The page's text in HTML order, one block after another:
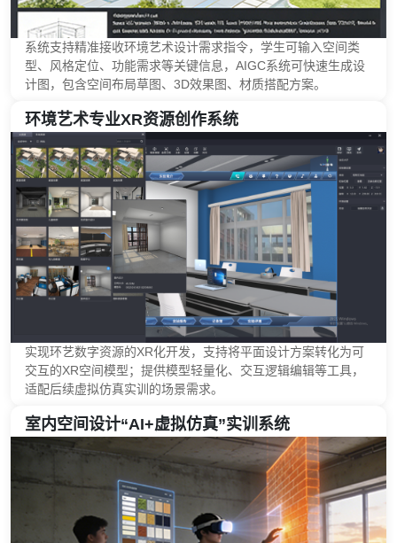
系统支持精准接收环境艺术设计需求指令，学生可输入空间类
型、风格定位、功能需求等关键信息，AIGC系统可快速生成设
计图，包含空间布局草图、3D效果图、材质搭配方案。
环境艺术专业XR资源创作系统
实现环艺数字资源的XR化开发，支持将平面设计方案转化为可
交互的XR空间模型；提供模型轻量化、交互逻辑编辑等工具，
适配后续虚拟仿真实训的场景需求。
室内空间设计“AI+虚拟仿真”实训系统